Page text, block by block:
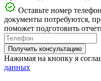
Оставьте номер
документы потребуются,
поможет подготовить
Получить консультацию
Нажимая на кнопку я
данных